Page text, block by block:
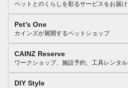
ペットとのくらしを彩るサービスをお届け
Pet’s One
カインズが展開するペットショップ
CAINZ Reserve
ワークショップ、施設予約、工具レンタル
DIY Style